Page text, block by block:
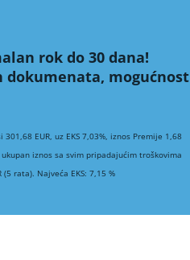
rok do 30 dana!
mogućnost
EUR, uz EKS 7,03%, iznos Premije 1,68
iznos sa svim pripadajućim troškovima
rata). Najveća EKS: 7,15 %